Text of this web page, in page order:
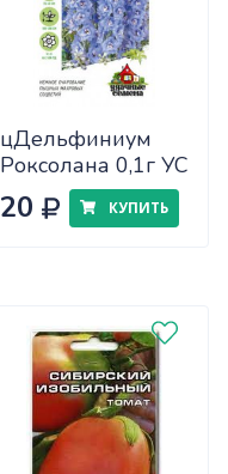
цДельфиниум
Роксолана 0,1г УС
20 КУПИТЬ